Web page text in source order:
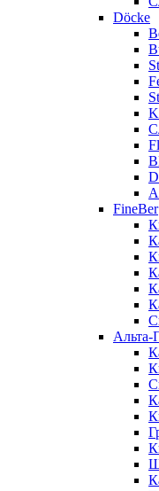
Döcke
FineBer
Альта-